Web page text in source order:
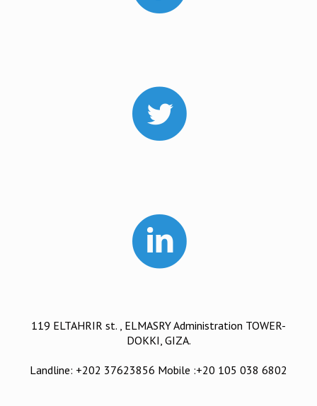
119 ELTAHRIR st. , ELMASRY Administration TOWER-
DOKKI, GIZA.
Landline: +202 37623856 Mobile :+20 105 038 6802